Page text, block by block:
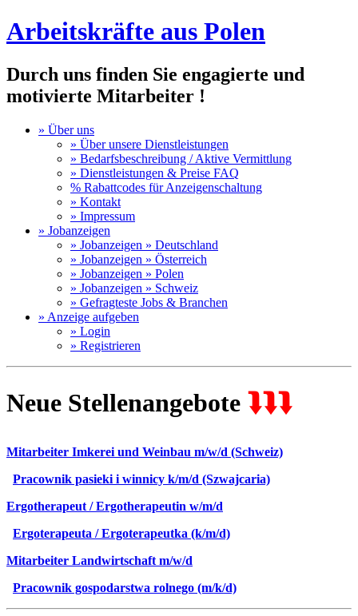
Arbeitskräfte aus Polen
Durch uns finden Sie engagierte und
motivierte Mitarbeiter !
» Über uns
» Über unsere Dienstleistungen
» Bedarfsbeschreibung / Aktive Vermittlung
» Dienstleistungen & Preise FAQ
% Rabattcodes für Anzeigenschaltung
» Kontakt
» Impressum
» Jobanzeigen
» Jobanzeigen » Deutschland
» Jobanzeigen » Österreich
» Jobanzeigen » Polen
» Jobanzeigen » Schweiz
» Gefragteste Jobs & Branchen
» Anzeige aufgeben
» Login
» Registrieren
Neue Stellenangebote ⮯⮯⮯
Mitarbeiter Imkerei und Weinbau m/w/d (Schweiz)
Pracownik pasieki i winnicy k/m/d (Szwajcaria)
Ergotherapeut / Ergotherapeutin w/m/d
Ergoterapeuta / Ergoterapeutka (k/m/d)
Mitarbeiter Landwirtschaft m/w/d
Pracownik gospodarstwa rolnego (m/k/d)